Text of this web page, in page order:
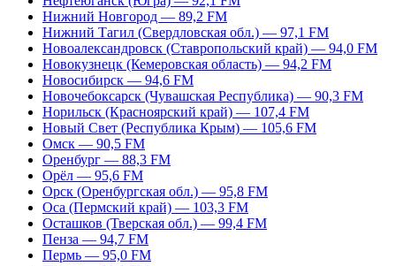
Нижний Новгород — 89,2 FM
Нижний Тагил (Свердловская обл.) — 97,1 FM
Новоалександровск (Ставропольский край) — 94,0 FM
Новокузнецк (Кемеровская область) — 94,2 FM
Новосибирск — 94,6 FM
Новочебоксарск (Чувашская Республика) — 90,3 FM
Норильск (Красноярский край) — 107,4 FM
Новый Свет (Республика Крым) — 105,6 FM
Омск — 90,5 FM
Оренбург — 88,3 FM
Орёл — 95,6 FM
Орск (Оренбургская обл.) — 95,8 FM
Оса (Пермский край) — 103,3 FM
Осташков (Тверская обл.) — 99,4 FM
Пенза — 94,7 FM
Пермь — 95,0 FM